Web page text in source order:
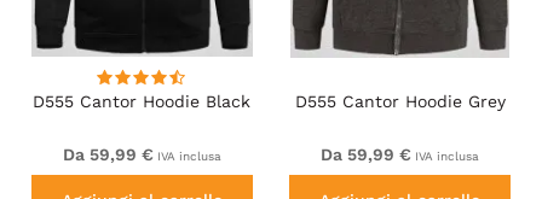
D555 Cantor Hoodie Black
Da 59,99 € IVA inclusa
D555 Cantor Hoodie Grey
Da 59,99 € IVA inclusa